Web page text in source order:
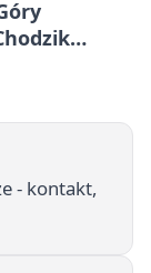
- kontakt,